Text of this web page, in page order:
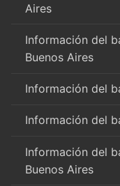
Aires
Información del
Buenos Aires
Información del
Información del
Información del
Buenos Aires